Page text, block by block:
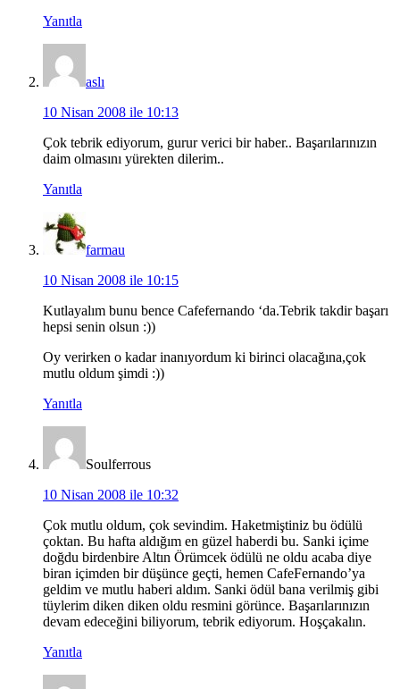
Yanıtla
aslı
10 Nisan 2008 ile 10:13
Çok tebrik ediyorum, gurur verici bir haber.. Başarılarınızın
daim olmasını yürekten dilerim..
Yanıtla
farmau
10 Nisan 2008 ile 10:15
Kutlayalım bunu bence Cafefernando ‘da.Tebrik takdir başarı
hepsi senin olsun :))
Oy verirken o kadar inanıyordum ki birinci olacağına,çok
mutlu oldum şimdi :))
Yanıtla
Soulferrous
10 Nisan 2008 ile 10:32
Çok mutlu oldum, çok sevindim. Haketmiştiniz bu ödülü
çoktan. Bu hafta aldığım en güzel haberdi bu. Sanki içime
doğdu birdenbire Altın Örümcek ödülü ne oldu acaba diye
biran içimden bir düşünce geçti, hemen CafeFernando’ya
geldim ve mutlu haberi aldım. Sanki ödül bana verilmiş gibi
tüylerim diken diken oldu resmini görünce. Başarılarınızın
devam edeceğini biliyorum, tebrik ediyorum. Hoşçakalın.
Yanıtla